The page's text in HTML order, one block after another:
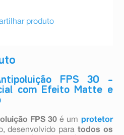
FPS 30 –
com Efeito Matte e
FPS 30 é um protetor
desenvolvido para todos os
produto